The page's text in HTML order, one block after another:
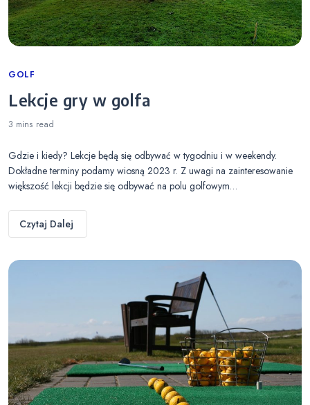
Categories
GOLF
Lekcje gry w golfa
3 mins read
Gdzie i kiedy? Lekcje będą się odbywać w tygodniu i w weekendy.
Dokładne terminy podamy wiosną 2023 r. Z uwagi na zainteresowanie
większość lekcji będzie się odbywać na polu golfowym…
Czytaj Dalej